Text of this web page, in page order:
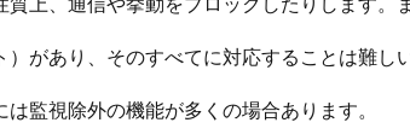
）があり、そのすべてに対応することは難し
監視除外の機能が多くの場合あります。